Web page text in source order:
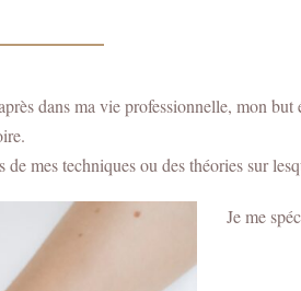
dans ma vie professionnelle, mon
mes techniques ou des théories sur
Je me